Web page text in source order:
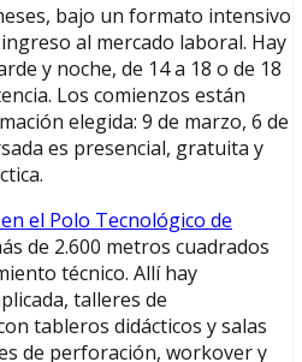
bajo un formato intensivo
al mercado laboral. Hay
y noche, de 14 a 18 o de 18
Los comienzos están
elegida: 9 de marzo, 6 de
es presencial, gratuita y
el Polo Tecnológico de
de 2.600 metros cuadrados
técnico. Allí hay
talleres de
tableros didácticos y salas
de perforación, workover y